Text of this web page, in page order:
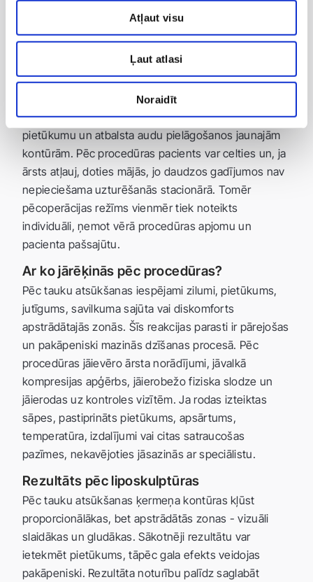
Atļaut visu
Ļaut atlasi
Noraidīt
Atveseļošanās pēc tauku atsūkšanas
Pēc procedūras pacientam tiek uzvilkts speciāls
kompresijas apģērbs. To parasti nepieciešams nēsāt
dienu un nakti aptuveni divas nedēļas vai tik ilgi, cik
nosaka ārsts. Kompresijas apģērbs palīdz mazināt
pietūkumu un atbalsta audu pielāgošanos jaunajām
kontūrām. Pēc procedūras pacients var celties un, ja
ārsts atļauj, doties mājās, jo daudzos gadījumos nav
nepieciešama uzturēšanās stacionārā. Tomēr
pēcoperācijas režīms vienmēr tiek noteikts
individuāli, ņemot vērā procedūras apjomu un
pacienta pašsajūtu.
Ar ko jārēķinās pēc procedūras?
Pēc tauku atsūkšanas iespējami zilumi, pietūkums,
jutīgums, savilkuma sajūta vai diskomforts
apstrādātajās zonās. Šīs reakcijas parasti ir pārejošas
un pakāpeniski mazinās dzīšanas procesā. Pēc
procedūras jāievēro ārsta norādījumi, jāvalkā
kompresijas apģērbs, jāierobežo fiziska slodze un
jāierodas uz kontroles vizītēm. Ja rodas izteiktas
sāpes, pastiprināts pietūkums, apsārtums,
temperatūra, izdalījumi vai citas satraucošas
pazīmes, nekavējoties jāsazinās ar speciālistu.
Rezultāts pēc liposkulptūras
Pēc tauku atsūkšanas ķermeņa kontūras kļūst
proporcionālākas, bet apstrādātās zonas - vizuāli
slaidākas un gludākas. Sākotnēji rezultātu var
ietekmēt pietūkums, tāpēc gala efekts veidojas
pakāpeniski. Rezultāta noturību palīdz saglabāt